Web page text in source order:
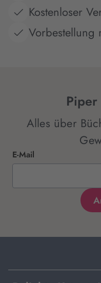
Kostenloser
Vorbestellung
Alles über
E-Mail